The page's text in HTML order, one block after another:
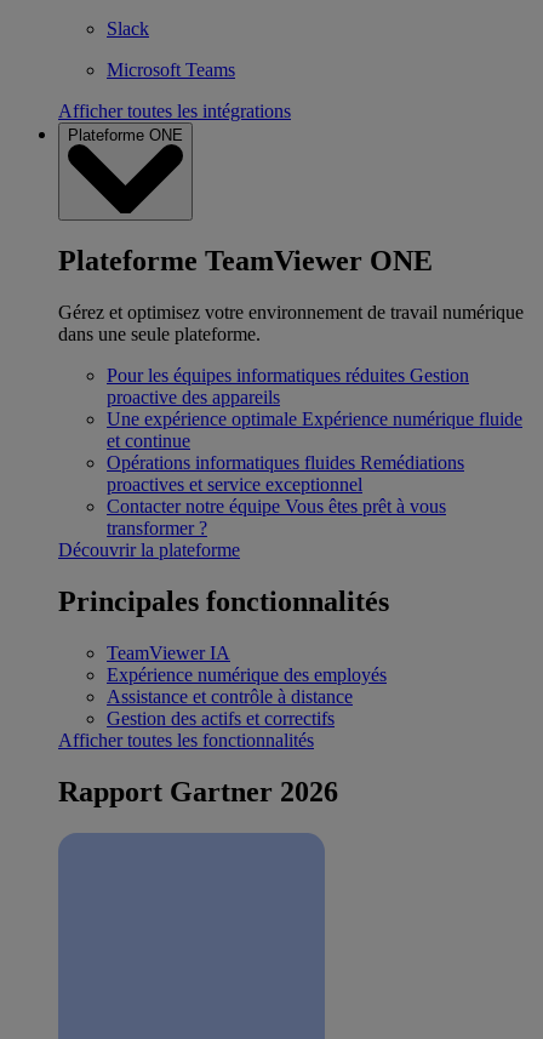
Slack
Microsoft Teams
Afficher toutes les intégrations
Plateforme ONE
Plateforme TeamViewer ONE
Gérez et optimisez votre environnement de travail numérique
dans une seule plateforme.
Pour les équipes informatiques réduites Gestion
proactive des appareils
Une expérience optimale Expérience numérique fluide
et continue
Opérations informatiques fluides Remédiations
proactives et service exceptionnel
Contacter notre équipe Vous êtes prêt à vous
transformer ?
Découvrir la plateforme
Principales fonctionnalités
TeamViewer IA
Expérience numérique des employés
Assistance et contrôle à distance
Gestion des actifs et correctifs
Afficher toutes les fonctionnalités
Rapport Gartner 2026